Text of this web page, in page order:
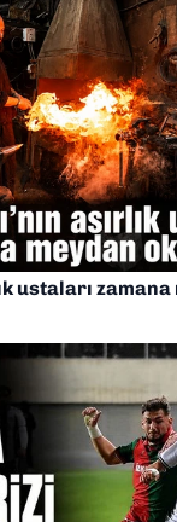
ustaları